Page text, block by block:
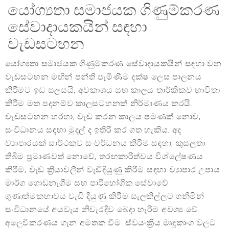
යෝග්‍යතා සමාජයක ගිණුම්කරණ
සේවාදායකයින් සඳහා
වැඩසටහන
යෝග්‍යතා සමාජයක ගිණුම්කරණ සේවාදායකයින් සඳහා වන
වැඩසටහන මඟින් පන්ති පැමිණීම දක්ෂ ලෙස පාලනය
කිරීමට ඉඩ සලසයි, අවකාශය සහ කාලය තාර්කිකව භාවිතා
කිරීම මත පදනම්ව කාලසටහනක් නිර්මාණය කරයි.
වැඩසටහන හරහා, වැඩ කරන කාලය පමණක් නොව,
සංවිධානය සඳහා මුදල් ද ඉතිරි කර ගත හැකිය. අද
ව්‍යාපාරයක් සාර්ථකව සංවර්ධනය කිරීම සඳහා, කුසලතා
තිබීම ප්‍රමාණවත් නොවේ, තරඟකාරිත්වය විශ්ලේෂණය
කිරීම, වැඩ ක්‍රියාවලීන් වැඩිදියුණු කිරීම සඳහා ව්‍යාපාර උපාය
මාර්ග ගොඩනැගීම සහ පාරිභෝගික සේවාවේ
ගුණාත්මකභාවය වැඩි දියුණු කිරීම සැලකිල්ලට ගනිමින්
සංවිධානයේ අයවැය නිවැරදිව බෙදා හැරීම අවශ්‍ය වේ.
අලෙවිකරණය ගැන අමතක වීම. ස්වයංක්‍රීය මෘදුකාංග වලට